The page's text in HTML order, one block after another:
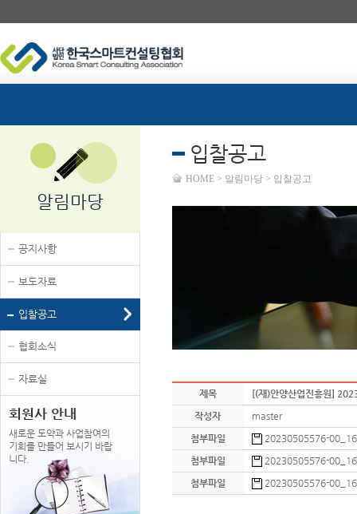
알림마당
공지사항
보도자료
입찰공고
협회소식
자료실
회원사 안내
새로운 도약과 사업참여의
기회를 만들어 보시기 바랍
니다.
입찰공고
HOME > 알림마당 > 입찰공고
제목
[(재)안양산업진흥원]
작성자
master
첨부파일
20230505576-
첨부파일
20230505576-
첨부파일
20230505576-